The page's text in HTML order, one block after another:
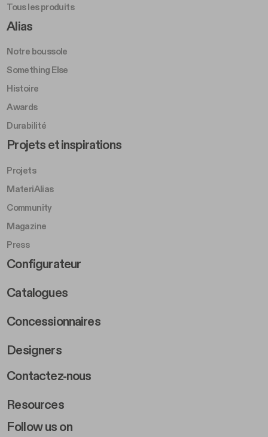
Tous les produits
Footer Right A
Alias
Notre boussole
Something Else
Histoire
Awards
Durabilité
Follow us on
Footer Left Middle B
Projets et inspirations
Projets
MateriAlias
Community
Magazine
Press
Footer Right Middle B
Configurateur
Catalogues
Concessionnaires
Designers
Footer Right 2
Contactez-nous
Resources